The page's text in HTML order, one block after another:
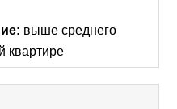
выше среднего
квартире